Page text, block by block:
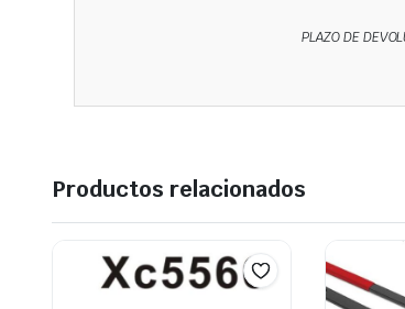
PLAZO DE
Productos relacionados